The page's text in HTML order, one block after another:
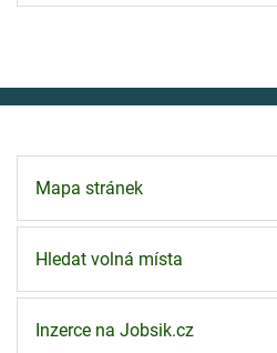
Mapa stránek
Hledat volná místa
Inzerce na Jobsik.cz